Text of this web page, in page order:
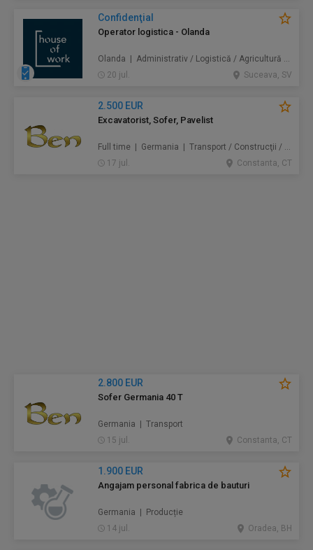
Confidenţial
Operator logistica - Olanda
Olanda | Administrativ / Logistică / Agricultură / Silvicultură / Prestări servicii / Producție /
20 jul.
Suceava, SV
2.500 EUR
Excavatorist, Sofer, Pavelist
Full time | Germania | Transport / Construcţii / Amenajări
17 jul.
Constanta, CT
2.800 EUR
Sofer Germania 40 T
Germania | Transport
15 jul.
Constanta, CT
1.900 EUR
Angajam personal fabrica de bauturi
Germania | Producție
14 jul.
Oradea, BH